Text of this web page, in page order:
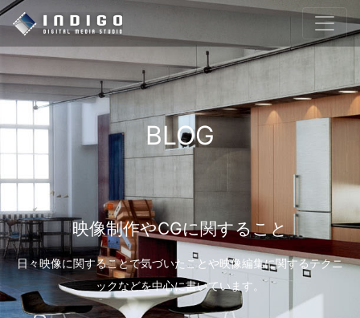
BLOG
映像制作やCGに関すること
日々映像に関することで気づいたことや映像編集に関するテクニ
ックなどを中心に書いています。